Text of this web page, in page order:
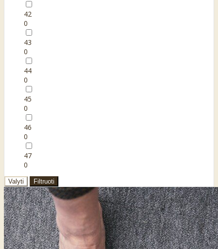
42
0
43
0
44
0
45
0
46
0
47
0
Valyti Filtruoti